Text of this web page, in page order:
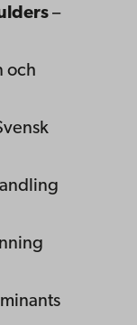
–
och